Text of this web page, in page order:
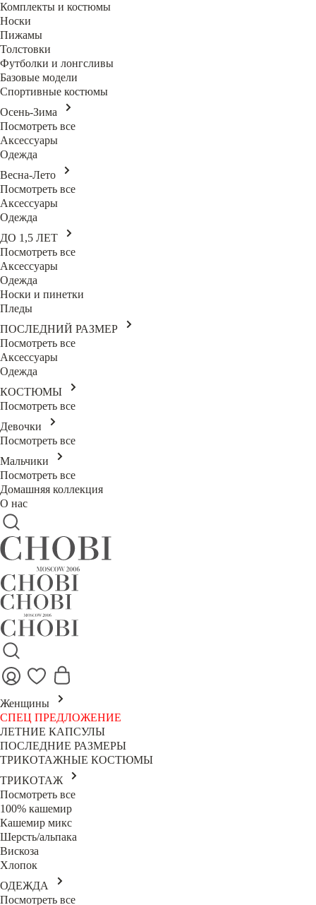
Комплекты и костюмы
Носки
Пижамы
Толстовки
Футболки и лонгсливы
Базовые модели
Спортивные костюмы
Осень-Зима
Посмотреть все
Аксессуары
Одежда
Весна-Лето
Посмотреть все
Аксессуары
Одежда
ДО 1,5 ЛЕТ
Посмотреть все
Аксессуары
Одежда
Носки и пинетки
Пледы
ПОСЛЕДНИЙ РАЗМЕР
Посмотреть все
Аксессуары
Одежда
КОСТЮМЫ
Посмотреть все
Девочки
Посмотреть все
Мальчики
Посмотреть все
Домашняя коллекция
О нас
Женщины
СПЕЦ ПРЕДЛОЖЕНИЕ
ЛЕТНИЕ КАПСУЛЫ
ПОСЛЕДНИЕ РАЗМЕРЫ
ТРИКОТАЖНЫЕ КОСТЮМЫ
ТРИКОТАЖ
Посмотреть все
100% кашемир
Кашемир микс
Шерсть/альпака
Вискоза
Хлопок
ОДЕЖДА
Посмотреть все